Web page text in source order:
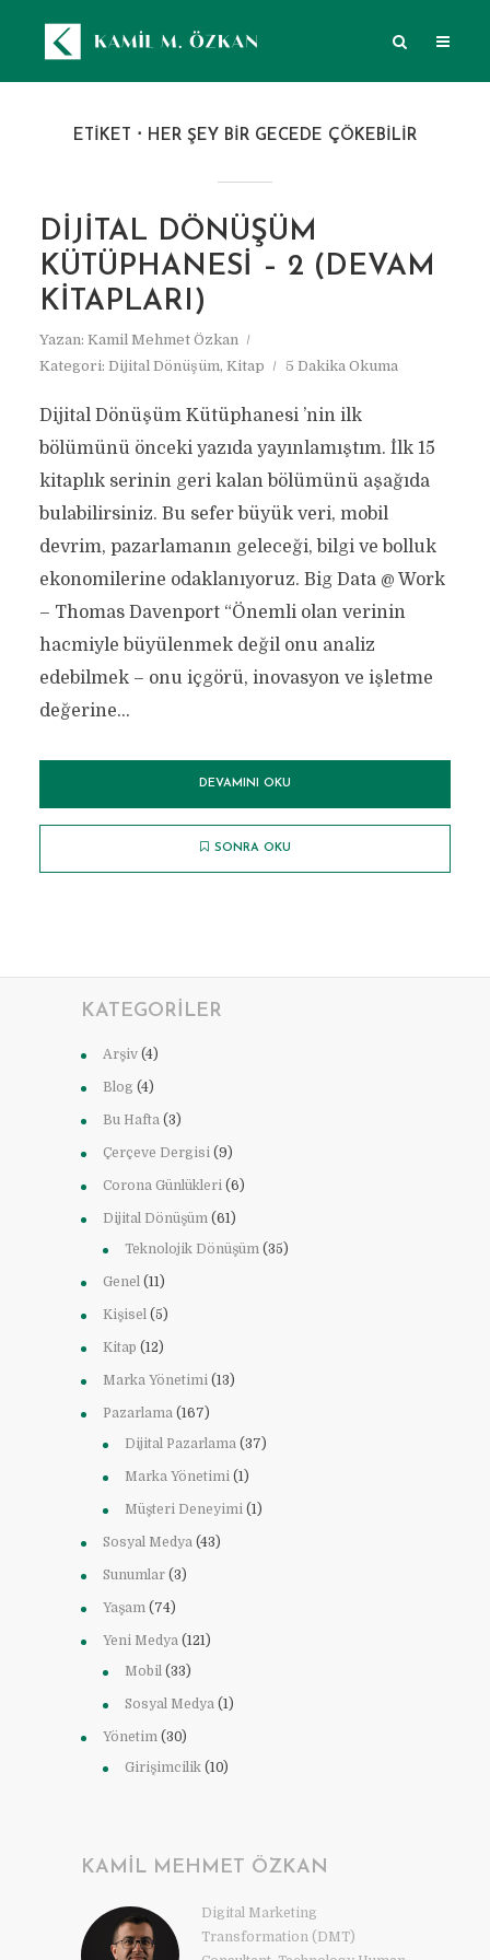
ETIKET HER ŞEY BIR GECEDE ÇÖKEBILIR
DIJITAL DÖNÜŞÜM
KÜTÜPHANESI – 2 (DEVAM
KITAPLARI)
Yazan: Kamil Mehmet Özkan
Kategori: Dijital Dönüşüm, Kitap 5 Dakika Okuma
Dijital Dönüşüm Kütüphanesi ’nin ilk
bölümünü önceki yazıda yayınlamıştım. İlk 15
kitaplık serinin geri kalan bölümünü aşağıda
bulabilirsiniz. Bu sefer büyük veri, mobil
devrim, pazarlamanın geleceği, bilgi ve bolluk
ekonomilerine odaklanıyoruz. Big Data @ Work
– Thomas Davenport “Önemli olan verinin
hacmiyle büyülenmek değil onu analiz
edebilmek – onu içgörü, inovasyon ve işletme
değerine...
DEVAMINI OKU
SONRA OKU
KATEGORILER
Arşiv (4)
Blog (4)
Bu Hafta (3)
Çerçeve Dergisi (9)
Corona Günlükleri (6)
Dijital Dönüşüm (61)
Teknolojik Dönüşüm (35)
Genel (11)
Kişisel (5)
Kitap (12)
Marka Yönetimi (13)
Pazarlama (167)
Dijital Pazarlama (37)
Marka Yönetimi (1)
Müşteri Deneyimi (1)
Sosyal Medya (43)
Sunumlar (3)
Yaşam (74)
Yeni Medya (121)
Mobil (33)
Sosyal Medya (1)
Yönetim (30)
Girişimcilik (10)
KAMIL MEHMET ÖZKAN
Digital Marketing
Transformation (DMT)